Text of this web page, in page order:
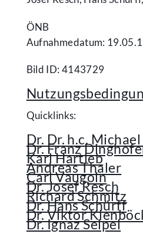
ÖNB
Aufnahmedatum:
Bild ID: 4143729
Quicklinks:
Dr. Dr. h.c.
Dr. Franz
Karl Hartleb
Andreas Thaler
Carl Vaugoin
Dr. Josef Resch
Richard Schmitz
Dr. Hans Schürff
Dr. Viktor
Dr. Ignaz Seipel